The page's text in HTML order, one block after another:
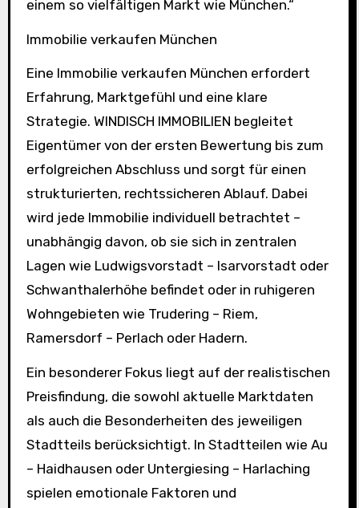
einem so vielfältigen Markt wie München.“
Immobilie verkaufen München
Eine Immobilie verkaufen München erfordert
Erfahrung, Marktgefühl und eine klare
Strategie. WINDISCH IMMOBILIEN begleitet
Eigentümer von der ersten Bewertung bis zum
erfolgreichen Abschluss und sorgt für einen
strukturierten, rechtssicheren Ablauf. Dabei
wird jede Immobilie individuell betrachtet –
unabhängig davon, ob sie sich in zentralen
Lagen wie Ludwigsvorstadt – Isarvorstadt oder
Schwanthalerhöhe befindet oder in ruhigeren
Wohngebieten wie Trudering – Riem,
Ramersdorf – Perlach oder Hadern.
Ein besonderer Fokus liegt auf der realistischen
Preisfindung, die sowohl aktuelle Marktdaten
als auch die Besonderheiten des jeweiligen
Stadtteils berücksichtigt. In Stadtteilen wie Au
– Haidhausen oder Untergiesing – Harlaching
spielen emotionale Faktoren und